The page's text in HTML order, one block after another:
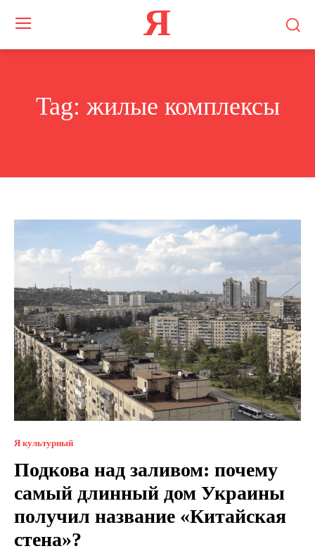
Я
Tag: жилые комплексы
Я культурный
Подкова над заливом: почему
самый длинный дом Украины
получил название «Китайская
стена»?